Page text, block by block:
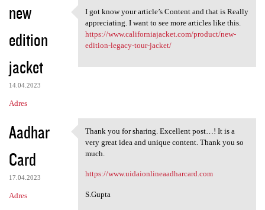
new
edition
jacket
14.04.2023
Adres
I got know your article’s
I got know your article’s Content and that is Really
appreciating. I want to see more articles like this.
https://www.californiajacket.com/product/new-
edition-legacy-tour-jacket/
Aadhar
Card
17.04.2023
Adres
Thank you for sharing.
Thank you for sharing. Excellent post…! It is a
very great idea and unique content. Thank you so
much.
https://www.uidaionlineaadharcard.com
S.Gupta